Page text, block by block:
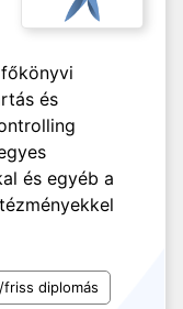
és
és egyéb a
friss diplomás